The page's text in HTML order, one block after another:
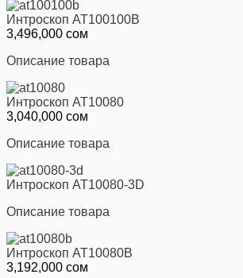
Интроскоп AT100100В
3,496,000 сом
Описание товара
Интроскоп AT10080
3,040,000 сом
Описание товара
Интроскоп AT10080-3D
Описание товара
Интроскоп AT10080В
3,192,000 сом